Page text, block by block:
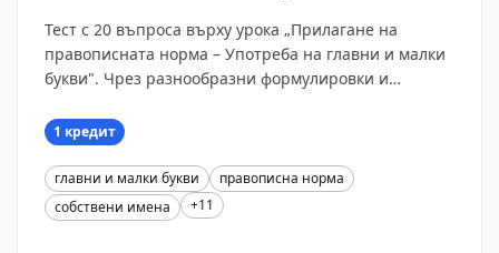
(Вариант 1)
Тест с 20 въпроса върху урока „Прилагане на
правописната норма – Употреба на главни и малки
букви". Чрез разнообразни формулировки и
правописа на собс?...
1 кредит
главни и малки букви
правописна норма
собствени имена
+11